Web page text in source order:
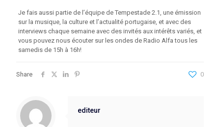
Je fais aussi partie de l’équipe de Tempestade 2.1, une émission
sur la musique, la culture et l’actualité portugaise, et avec des
interviews chaque semaine avec des invités aux intérêts variés, et
vous pouvez nous écouter sur les ondes de Radio Alfa tous les
samedis de 15h à 16h!
Share 0
editeur